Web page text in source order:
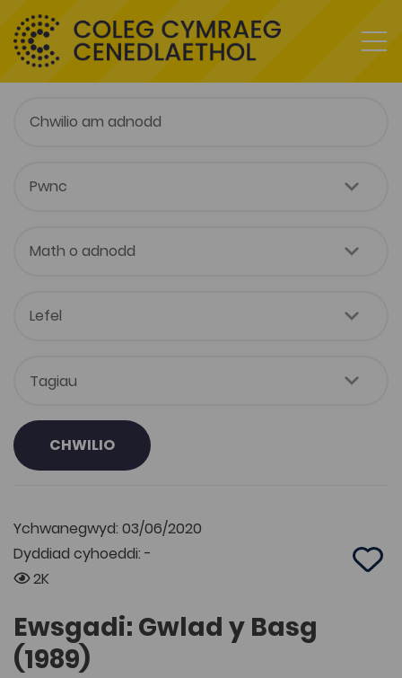
CHWILIO
Ychwanegwyd: 03/06/2020
Dyddiad cyhoeddi: -
2K
Add
Ewsgadi: Gwlad y Basg
(1989)